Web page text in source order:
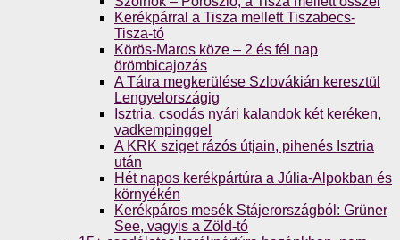
Kerékpárral a Tisza mellett Tiszabecs-
Tisza-tó
Körös-Maros köze – 2 és fél nap
örömbicajozás
A Tátra megkerülése Szlovákián keresztül
Lengyelországig
Isztria, csodás nyári kalandok két keréken,
vadkempinggel
A KRK sziget rázós útjain, pihenés Isztria
után
Hét napos kerékpártúra a Júlia-Alpokban és
környékén
Kerékpáros mesék Stájerországból: Grüner
See, vagyis a Zöld-tó